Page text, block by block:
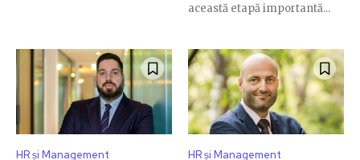
această etapă importantă...
HR și Management HR și Management